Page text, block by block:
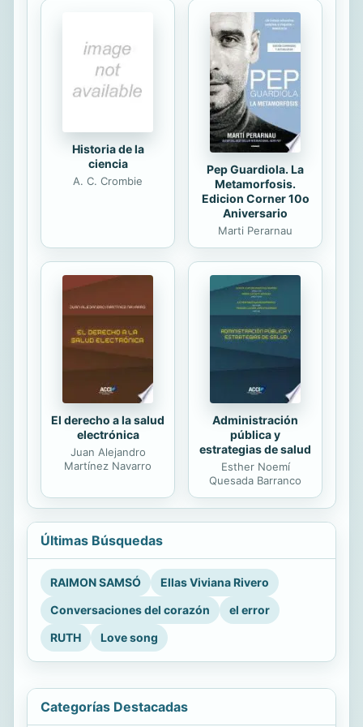
la perspectiva bélica hasta llegar al
uso de las primeras armas de fuego.
Historia de la
ciencia
A. C. Crombie
Pep Guardiola. La
Metamorfosis.
Edicion Corner 10o
Aniversario
Marti Perarnau
El derecho a la salud
electrónica
Juan Alejandro
Martínez Navarro
Administración
pública y
estrategias de salud
Esther Noemí
Quesada Barranco
Últimas Búsquedas
RAIMON SAMSÓ
Ellas Viviana Rivero
Conversaciones del corazón
el error
RUTH
Love song
Categorías Destacadas